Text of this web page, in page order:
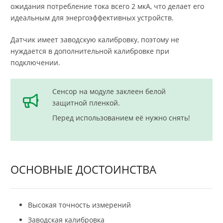
ожидания потребление тока всего 2 мкА, что делает его
идеальным для энергоэффективных устройств.
Датчик имеет заводскую калибровку, поэтому не
нуждается в дополнительной калибровке при
подключении.
Сенсор на модуле заклеен белой
защитной пленкой.
Перед использованием её нужно снять!
ОСНОВНЫЕ ДОСТОИНСТВА
Высокая точность измерений
Заводская калибровка